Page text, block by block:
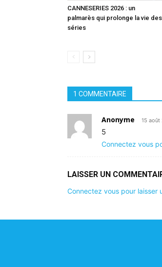
CANNESERIES 2026 : un
palmarès qui prolonge la vie des
séries
1 COMMENTAIRE
Anonyme 15 août
5
Connectez vous
LAISSER UN
Connectez vous pour laisser